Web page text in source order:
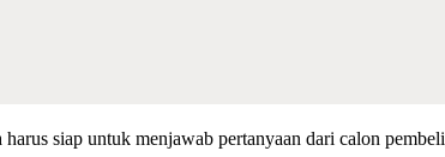
siap untuk menjawab pertanyaan dari calon